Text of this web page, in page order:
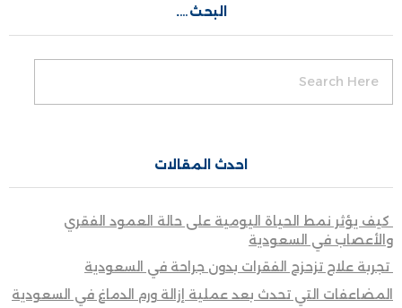
البحث….
احدث المقالات
كيف يؤثر نمط الحياة اليومية على حالة العمود الفقري
والأعصاب في السعودية
تجربة علاج تزحزح الفقرات بدون جراحة في السعودية
المضاعفات التي تحدث بعد عملية إزالة ورم الدماغ في السعودية